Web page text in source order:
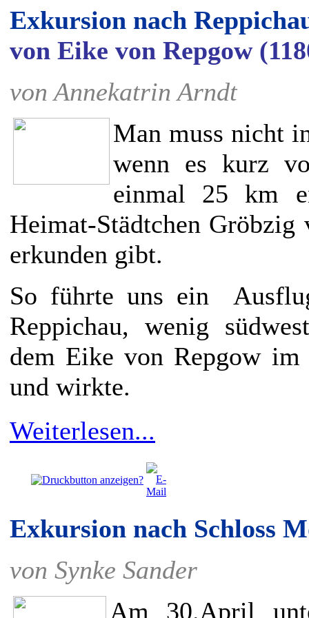
Exkursion nach
von Eike von Repgow
von Annekatrin Arndt
Man muss nicht
wenn es kurz
einmal 25 km
Heimat-Städtchen Gröbzig
erkunden gibt.
So führte uns ein
Reppichau, wenig
dem Eike von Repgow im
und wirkte.
Weiterlesen...
Exkursion nach Schloss
von Synke Sander
Am 30.April